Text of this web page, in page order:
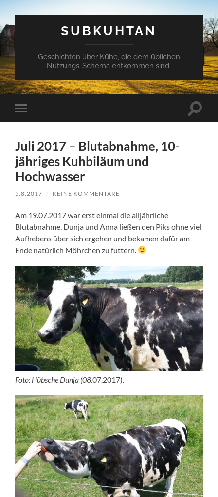
SUBKUHTAN
Geschichten über Kühe, die dem üblichen
Nutzungs-Schema entkommen sind.
Mobile-
Menü
Juli 2017 – Blutabnahme, 10-
jähriges Kuhbiläum und
Hochwasser
5.8.2017 / KEINE KOMMENTARE
Am 19.07.2017 war erst einmal die alljährliche
Blutabnahme. Dunja und Anna ließen den Piks ohne viel
Aufhebens über sich ergehen und bekamen dafür am
Ende natürlich Möhrchen zu futtern.
Foto: Hübsche Dunja (08.07.2017).